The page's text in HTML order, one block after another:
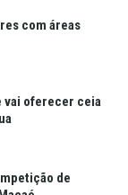
com áreas
vai oferecer ceia
de